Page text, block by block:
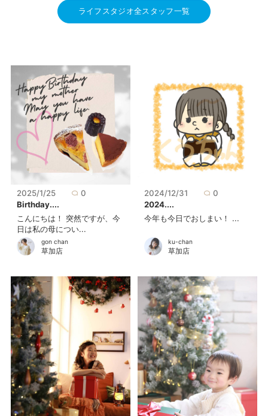
ライフスタジオ全スタッフ一覧
2025/1/25
0
Birthday....
こんにちは！ 突然ですが、今
日は私の母につい...
gon chan
草加店
2024/12/31
0
2024....
今年も今日でおしまい！ ...
ku-chan
草加店